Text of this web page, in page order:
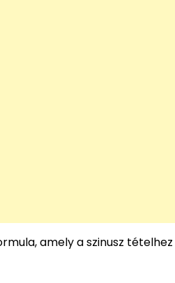
amely a szinusz tételhez